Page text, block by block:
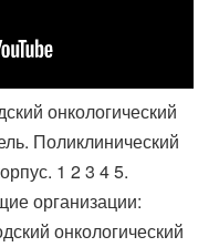
онкологический
Поликлинический
1 2 3 4 5.
организации:
онкологический